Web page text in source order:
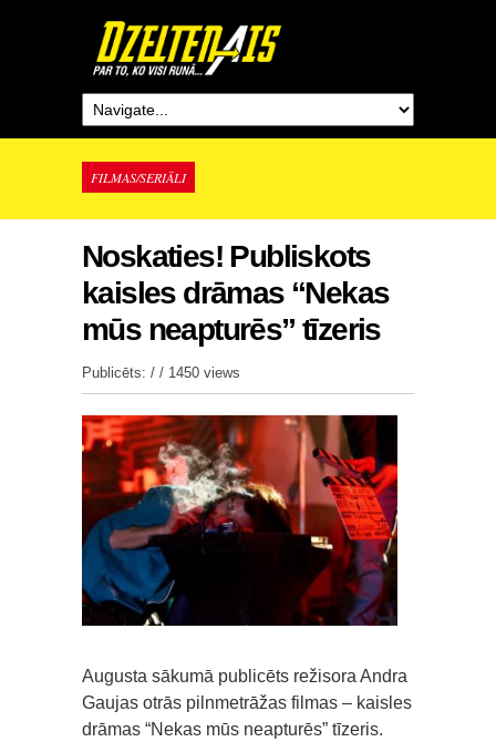
FILMAS/SERIĀLI
Noskaties! Publiskots
kaisles drāmas “Nekas
mūs neapturēs” tīzeris
Publicēts: / / 1450 views
Augusta sākumā publicēts režisora Andra
Gaujas otrās pilnmetrāžas filmas – kaisles
drāmas “Nekas mūs neapturēs” tīzeris.